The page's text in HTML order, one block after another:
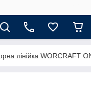
лінійка WORCRAFT